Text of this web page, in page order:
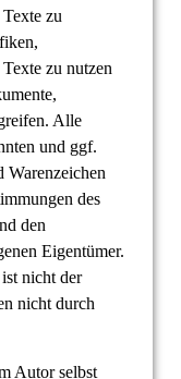
zu
zu nutzen
Alle
und ggf.
Warenzeichen
des
den
Eigentümer.
nicht der
nicht durch
Autor selbst